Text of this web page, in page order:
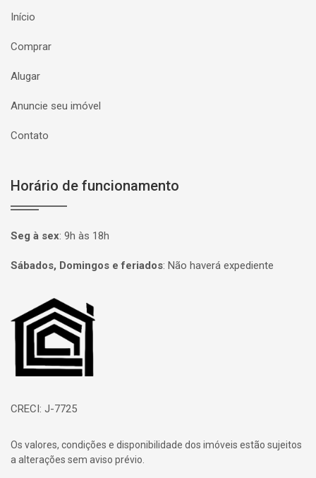
Início
Comprar
Alugar
Anuncie seu imóvel
Contato
Horário de funcionamento
Seg à sex: 9h às 18h
Sábados, Domingos e feriados: Não haverá expediente
Página inicial
CRECI: J-7725
Os valores, condições e disponibilidade dos imóveis estão sujeitos
a alterações sem aviso prévio.